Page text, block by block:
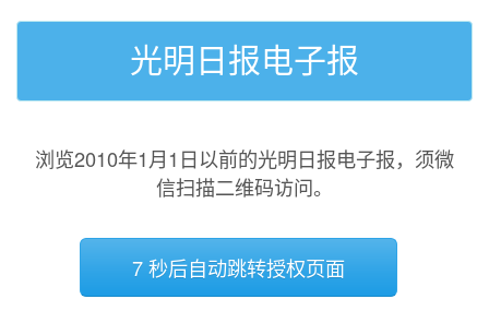
光明日报电子报
浏览2010年1月1日以前的光明日报电子报，须微
信扫描二维码访问。
7 秒后自动跳转授权页面